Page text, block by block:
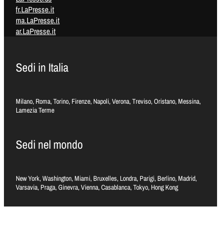
fr.LaPresse.it
ma.LaPresse.it
ar.LaPresse.it
Sedi in Italia
Milano, Roma, Torino, Firenze, Napoli, Verona, Treviso, Oristano, Messina,
Lamezia Terme
Sedi nel mondo
New York, Washington, Miami, Bruxelles, Londra, Parigi, Berlino, Madrid,
Varsavia, Praga, Ginevra, Vienna, Casablanca, Tokyo, Hong Kong